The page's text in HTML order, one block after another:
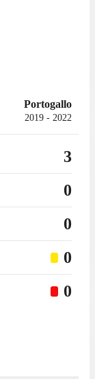
Portogallo
2019 - 2022
3
0
0
0
0